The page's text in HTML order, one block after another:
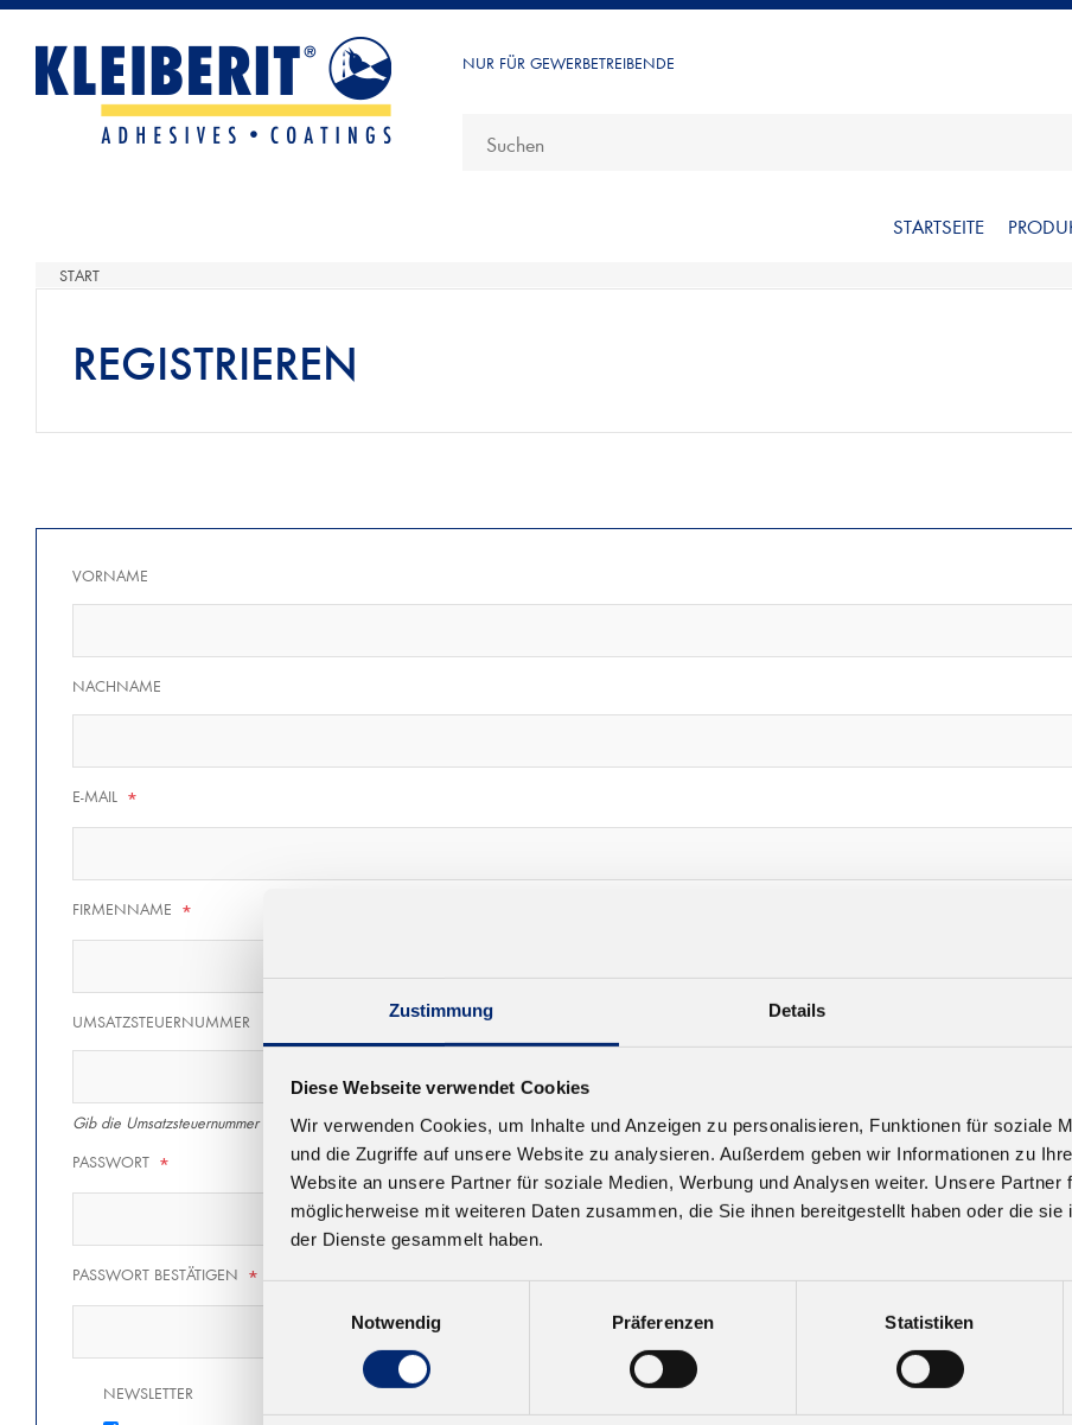
Zustimmung Details
Diese Webseite verwendet Cookies
Wir verwenden Cookies, um Inhalte und Anzeigen zu personalisieren, Funktionen für soziale
und die Zugriffe auf unsere Website zu analysieren. Außerdem geben wir Informationen zu
Website an unsere Partner für soziale Medien, Werbung und Analysen weiter. Unsere Partner
möglicherweise mit weiteren Daten zusammen, die Sie ihnen bereitgestellt haben oder die sie
der Dienste gesammelt haben.
Notwendig
Präferenzen Statistiken
NUR FÜR GEWERBETREIBENDE
STARTSEITE
START
REGISTRIEREN
VORNAME
NACHNAME
E-MAIL *
FIRMENNAME *
UMSATZSTEUERNUMMER
Gib die Umsatzsteuernummer inkl. des Ländercodes ein (z.B. DE123456789)
PASSWORT *
PASSWORT BESTÄTIGEN *
NEWSLETTER